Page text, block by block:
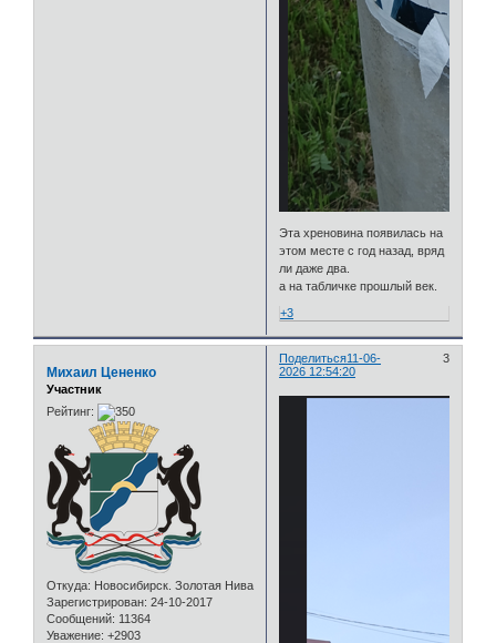
Эта хреновина появилась на
этом месте с год назад, вряд
ли даже два.
а на табличке прошлый век.
+3
Поделиться 3
11-06-
2026 12:54:20
Михаил Цененко
Участник
Рейтинг:
Откуда: Новосибирск. Золотая Нива
Зарегистрирован: 24-10-2017
Сообщений: 11364
Уважение: +2903